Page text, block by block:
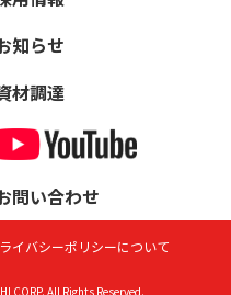
知らせ
材調達
問い合わせ
イバシーポリシーについて
CORP.All Rights Reserved.